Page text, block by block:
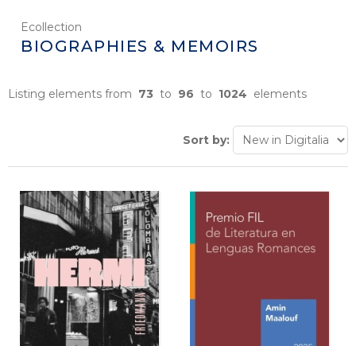
Ecollection
BIOGRAPHIES & MEMOIRS
Listing elements from 73 to 96 to 1024 elements
Sort by: